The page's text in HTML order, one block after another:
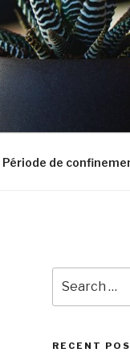
Période de
for:
RECENT